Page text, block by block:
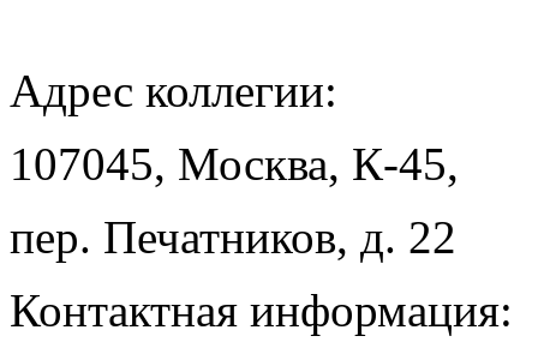
Адрес коллегии:
107045, Москва, К-45,
пер. Печатников, д. 22
Контактная информация: